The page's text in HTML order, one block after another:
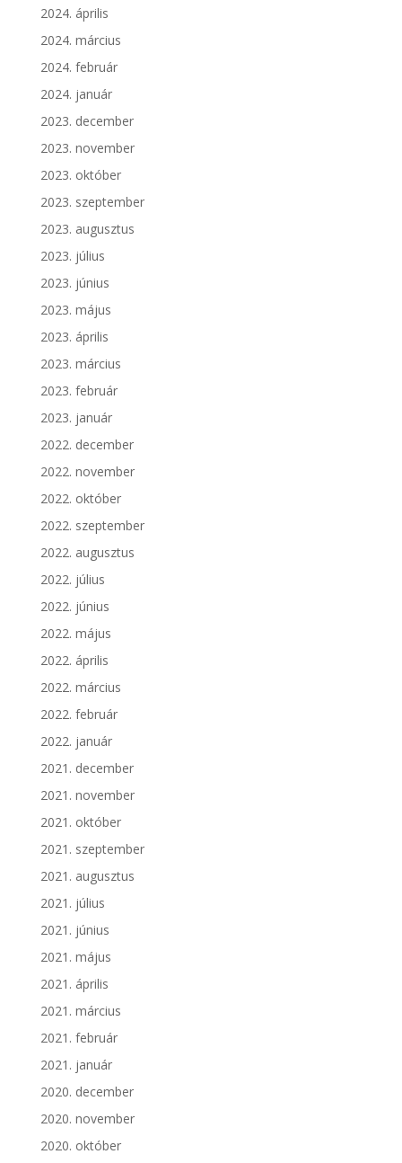
2024. április
2024. március
2024. február
2024. január
2023. december
2023. november
2023. október
2023. szeptember
2023. augusztus
2023. július
2023. június
2023. május
2023. április
2023. március
2023. február
2023. január
2022. december
2022. november
2022. október
2022. szeptember
2022. augusztus
2022. július
2022. június
2022. május
2022. április
2022. március
2022. február
2022. január
2021. december
2021. november
2021. október
2021. szeptember
2021. augusztus
2021. július
2021. június
2021. május
2021. április
2021. március
2021. február
2021. január
2020. december
2020. november
2020. október